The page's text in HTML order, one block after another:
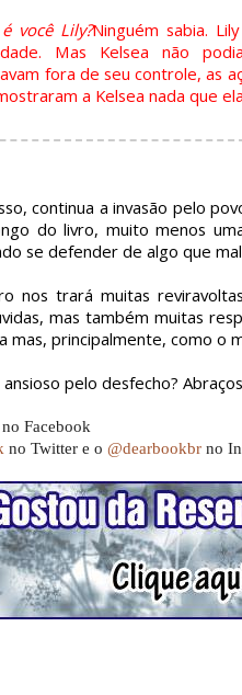
você Lily?Ninguém sabia.
Mas Kelsea não
fora de seu controle, as
a Kelsea nada que
continua a invasão pelo
do livro, muito menos
se defender de algo que
nos trará muitas
mas também muitas
mas, principalmente, como o
pelo desfecho?
no Facebook
no Twitter e o@dearbookbr no